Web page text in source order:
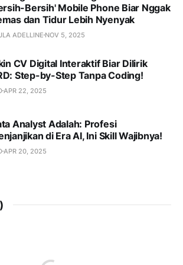
Bersih' Mobile Phone Biar Nggak
dan Tidur Lebih Nyenyak
ADELLINE NOV 5, 2025
CV Digital Interaktif Biar Dilirik
Step-by-Step Tanpa Coding!
APR 22, 2025
Analyst Adalah: Profesi
di Era AI, Ini Skill Wajibnya!
APR 20, 2025
)